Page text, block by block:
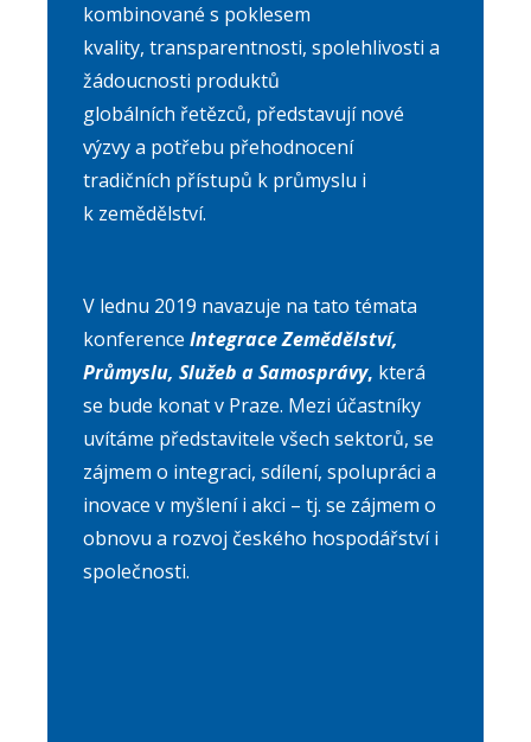
kombinované s poklesem
kvality, transparentnosti, spolehlivosti a
žádoucnosti produktů
globálních řetězců, představují nové
výzvy a potřebu přehodnocení
tradičních přístupů k průmyslu i
k zemědělství.
V lednu 2019 navazuje na tato témata
konference Integrace Zemědělství,
Průmyslu, Služeb a Samosprávy, která
se bude konat v Praze. Mezi účastníky
uvítáme představitele všech sektorů, se
zájmem o integraci, sdílení, spolupráci a
inovace v myšlení i akci – tj. se zájmem o
obnovu a rozvoj českého hospodářství i
společnosti.